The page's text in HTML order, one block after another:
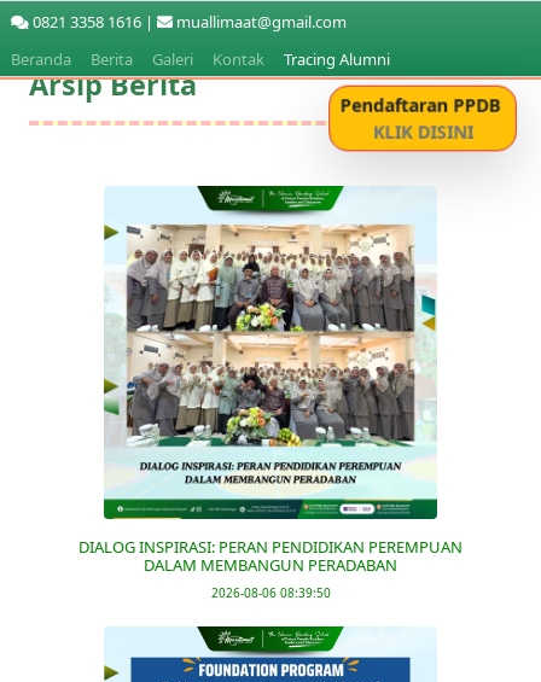
0821 3358 1616 |
muallimaat@gmail.com
Beranda
Berita Galeri Kontak Tracing Alumni
Arsip Berita
Pendaftaran PPDB
KLIK DISINI
DIALOG INSPIRASI: PERAN PENDIDIKAN PEREMPUAN
DALAM MEMBANGUN PERADABAN
2026-08-06 08:39:50